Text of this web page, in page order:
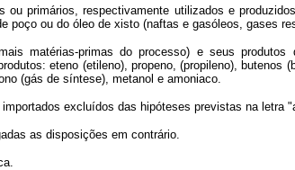
primários, respectivamente utilizados e
poço ou do óleo de xisto (naftas e gasóleos, gases
matérias-primas do processo) e seus
eteno (etileno), propeno, (propileno),
(gás de síntese), metanol e amoniaco.
excluídos das hipóteses previstas na letra
as disposições em contrário.